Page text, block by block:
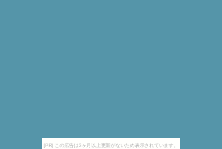
[PR] この広告は3ヶ月以上更新がないため表示されています。